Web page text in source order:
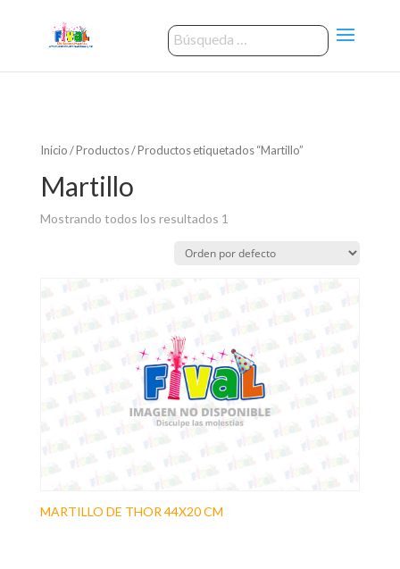
Inicio/Productos/ Productos etiquetados “Martillo”
Martillo
Mostrando todos los resultados 1
MARTILLO DE THOR 44X20 CM